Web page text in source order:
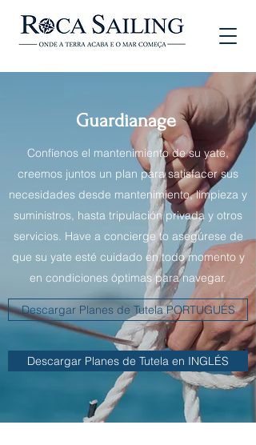
Guardianage
Confíenos el mantenimiento de su yate,
creemos juntos un plan para satisfacer sus
necesidades desde mantenimiento, limpieza y
suministros, hasta tripulación privada y otros
servicios. Have a concierge to asegúrese de
que su yate esté cuidado en todo momento y
en condiciones óptimas para navegar.
Descargar Planes de Tutela PORTUGUÉS
Descargar Planes de Tutela en INGLÉS